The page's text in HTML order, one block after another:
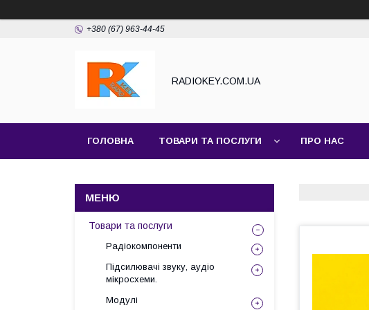
+380 (67) 963-44-45
RADIOKEY.COM.UA
ГОЛОВНА ТОВАРИ ТА ПОСЛУГИ ПРО НАС
Товари та послуги
Радіокомпоненти
Підсилювачі звуку, аудіо
мікросхеми.
Модулі